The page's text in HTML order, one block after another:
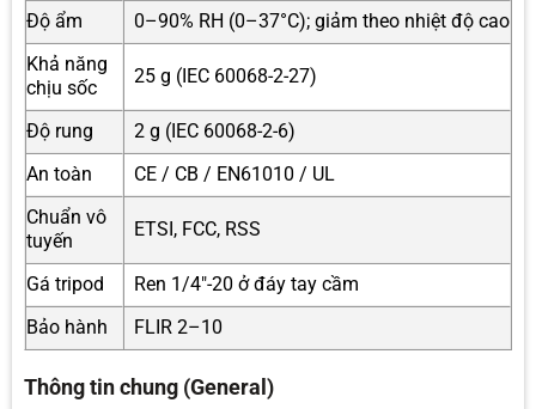
Độ ẩm
0–90% RH (0–37°C); giảm theo nhiệt độ cao
Khả năng
chịu sốc
25 g (IEC 60068-2-27)
Độ rung
2 g (IEC 60068-2-6)
An toàn
CE / CB / EN61010 / UL
Chuẩn vô
tuyến
ETSI, FCC, RSS
Gá tripod
Ren 1/4″-20 ở đáy tay cầm
Bảo hành
FLIR 2–10
Thông tin chung (General)